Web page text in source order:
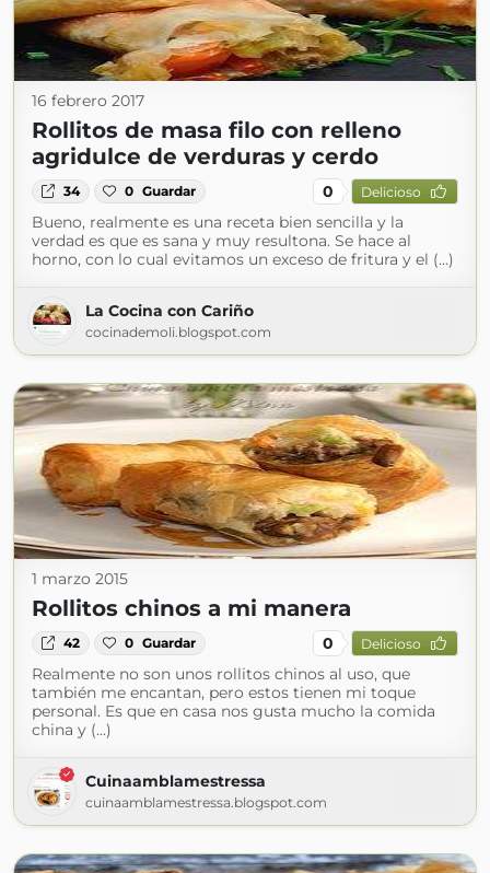
16 febrero 2017
Rollitos de masa filo con relleno
agridulce de verduras y cerdo
34 0 Guardar 0 Delicioso
Bueno, realmente es una receta bien sencilla y la
verdad es que es sana y muy resultona. Se hace al
horno, con lo cual evitamos un exceso de fritura y el (...)
La Cocina con Cariño
cocinademoli.blogspot.com
1 marzo 2015
Rollitos chinos a mi manera
42 0 Guardar 0 Delicioso
Realmente no son unos rollitos chinos al uso, que
también me encantan, pero estos tienen mi toque
personal. Es que en casa nos gusta mucho la comida
china y (...)
Cuinaamblamestressa
cuinaamblamestressa.blogspot.com